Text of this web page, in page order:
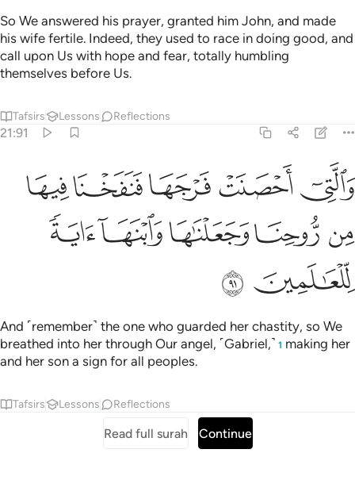
So We answered his prayer, granted him John, and made
his wife fertile. Indeed, they used to race in doing good, and
call upon Us with hope and fear, totally humbling
themselves before Us.
Tafsirs Lessons Reflections
21:91
والتي احصنت فرجها فنفخنا فيها من روحنا وجعلناها وابنها اية للعالمين ٩١
وَٱلَّتِىٓ أَحْصَنَتْ فَرْجَهَا فَنَفَخْنَا فِيهَا مِن رُّوحِنَا وَجَعَلْنَـٰهَا وَٱبْنَهَآ ءَايَةًۭ
ﱁﱂﱃﱄﱅ
ﱆ ﱇﱈﱉﱊ
ﱋ ﱌ
And ˹remember˺ the one who guarded her chastity, so We
breathed into her through Our angel, ˹Gabriel,˺ 1 making her
and her son a sign for all peoples.
Tafsirs Lessons Reflections
Read full surah Continue